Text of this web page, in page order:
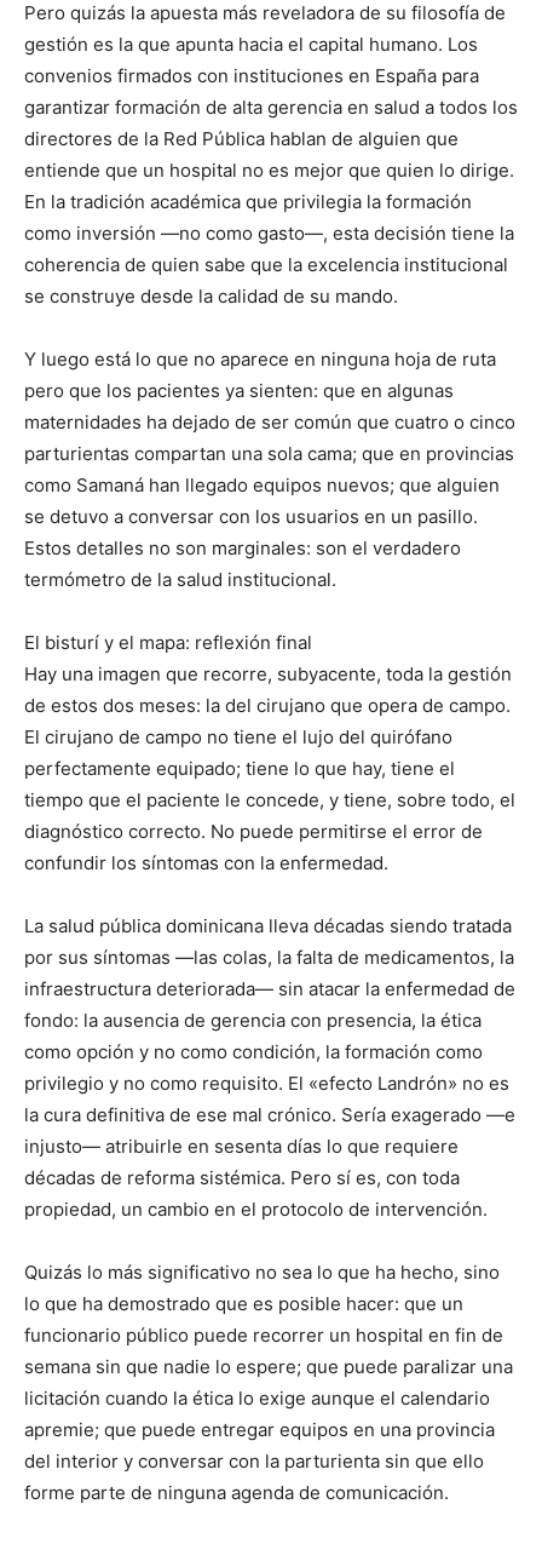
Pero quizás la apuesta más reveladora de su filosofía de
gestión es la que apunta hacia el capital humano. Los
convenios firmados con instituciones en España para
garantizar formación de alta gerencia en salud a todos los
directores de la Red Pública hablan de alguien que
entiende que un hospital no es mejor que quien lo dirige.
En la tradición académica que privilegia la formación
como inversión —no como gasto—, esta decisión tiene la
coherencia de quien sabe que la excelencia institucional
se construye desde la calidad de su mando.
Y luego está lo que no aparece en ninguna hoja de ruta
pero que los pacientes ya sienten: que en algunas
maternidades ha dejado de ser común que cuatro o cinco
parturientas compartan una sola cama; que en provincias
como Samaná han llegado equipos nuevos; que alguien
se detuvo a conversar con los usuarios en un pasillo.
Estos detalles no son marginales: son el verdadero
termómetro de la salud institucional.
El bisturí y el mapa: reflexión final
Hay una imagen que recorre, subyacente, toda la gestión
de estos dos meses: la del cirujano que opera de campo.
El cirujano de campo no tiene el lujo del quirófano
perfectamente equipado; tiene lo que hay, tiene el
tiempo que el paciente le concede, y tiene, sobre todo, el
diagnóstico correcto. No puede permitirse el error de
confundir los síntomas con la enfermedad.
La salud pública dominicana lleva décadas siendo tratada
por sus síntomas —las colas, la falta de medicamentos, la
infraestructura deteriorada— sin atacar la enfermedad de
fondo: la ausencia de gerencia con presencia, la ética
como opción y no como condición, la formación como
privilegio y no como requisito. El «efecto Landrón» no es
la cura definitiva de ese mal crónico. Sería exagerado —e
injusto— atribuirle en sesenta días lo que requiere
décadas de reforma sistémica. Pero sí es, con toda
propiedad, un cambio en el protocolo de intervención.
Quizás lo más significativo no sea lo que ha hecho, sino
lo que ha demostrado que es posible hacer: que un
funcionario público puede recorrer un hospital en fin de
semana sin que nadie lo espere; que puede paralizar una
licitación cuando la ética lo exige aunque el calendario
apremie; que puede entregar equipos en una provincia
del interior y conversar con la parturienta sin que ello
forme parte de ninguna agenda de comunicación.